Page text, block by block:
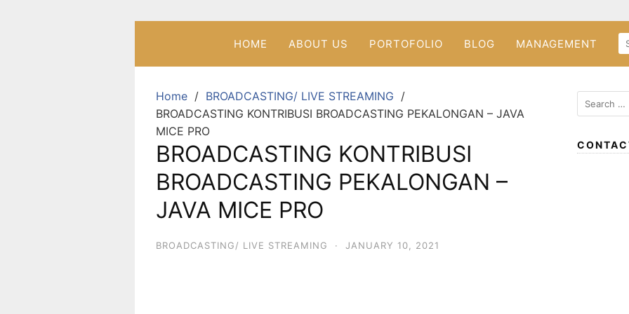
HOME ABOUT US PORTOFOLIO BLOG MANAGEMENT
Home
BROADCASTING/ LIVE STREAMING
BROADCASTING KONTRIBUSI BROADCASTING PEKALONGAN – JAVA
MICE PRO
BROADCASTING KONTRIBUSI
BROADCASTING PEKALONGAN –
JAVA MICE PRO
BROADCASTING/ LIVE STREAMING · JANUARY 10, 2021